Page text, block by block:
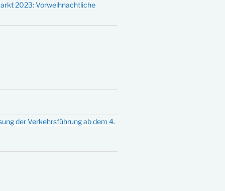
2023: Vorweihnachtliche
der Verkehrsführung ab dem 4.